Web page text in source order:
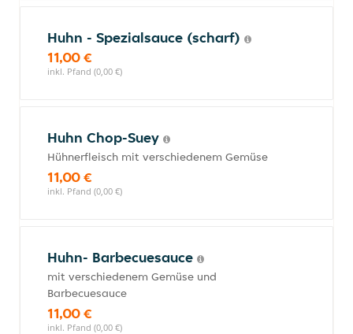
Huhn - Spezialsauce (scharf)
11,00 €
inkl. Pfand (0,00 €)
Huhn Chop-Suey
Hühnerfleisch mit verschiedenem Gemüse
11,00 €
inkl. Pfand (0,00 €)
Huhn- Barbecuesauce
mit verschiedenem Gemüse und
Barbecuesauce
11,00 €
inkl. Pfand (0,00 €)